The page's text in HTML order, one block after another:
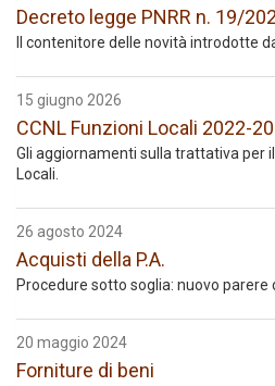
Decreto legge PNRR n. 19/
Il contenitore delle novità introdotte
15 giugno 2026
CCNL Funzioni Locali 2022-
Gli aggiornamenti sulla trattativa per
Locali.
26 agosto 2024
Acquisti della P.A.
Procedure sotto soglia: nuovo parere
20 maggio 2024
Forniture di beni